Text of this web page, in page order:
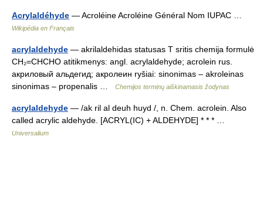
Acrylaldéhyde — Acroléine Acroléine Général Nom IUPAC …
Wikipédia en Français
acrylaldehyde — akrilaldehidas statusas T sritis chemija formulė
CH₂=CHCHO atitikmenys: angl. acrylaldehyde; acrolein rus.
акриловый альдегид; акролеин ryšiai: sinonimas – akroleinas
sinonimas – propenalis …
Chemijos terminų aiškinamasis žodynas
acrylaldehyde — /ak ril al deuh huyd /, n. Chem. acrolein. Also
called acrylic aldehyde. [ACRYL(IC) + ALDEHYDE] * * * …
Universalium